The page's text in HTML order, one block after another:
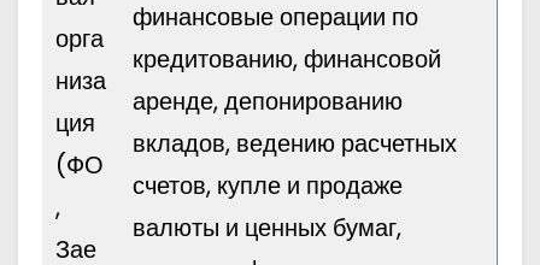
орга
низа
ция
(ФО
,
Зае
финансовые операции по
кредитованию, финансовой
аренде, депонированию
вкладов, ведению расчетных
счетов, купле и продаже
валюты и ценных бумаг,